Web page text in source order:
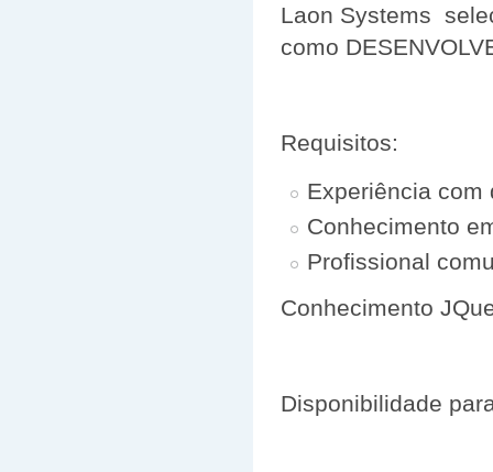
Laon Systems
como
Requisitos:
Experiência com
Conhecimento
Profissional
Conhecimento
Disponibilidade